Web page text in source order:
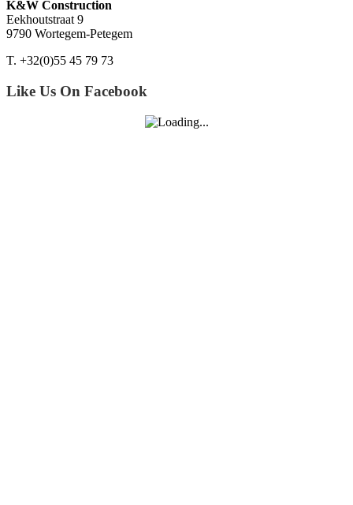
K&W Construction
Eekhoutstraat 9
9790 Wortegem-Petegem
T. +32(0)55 45 79 73
Like Us On Facebook